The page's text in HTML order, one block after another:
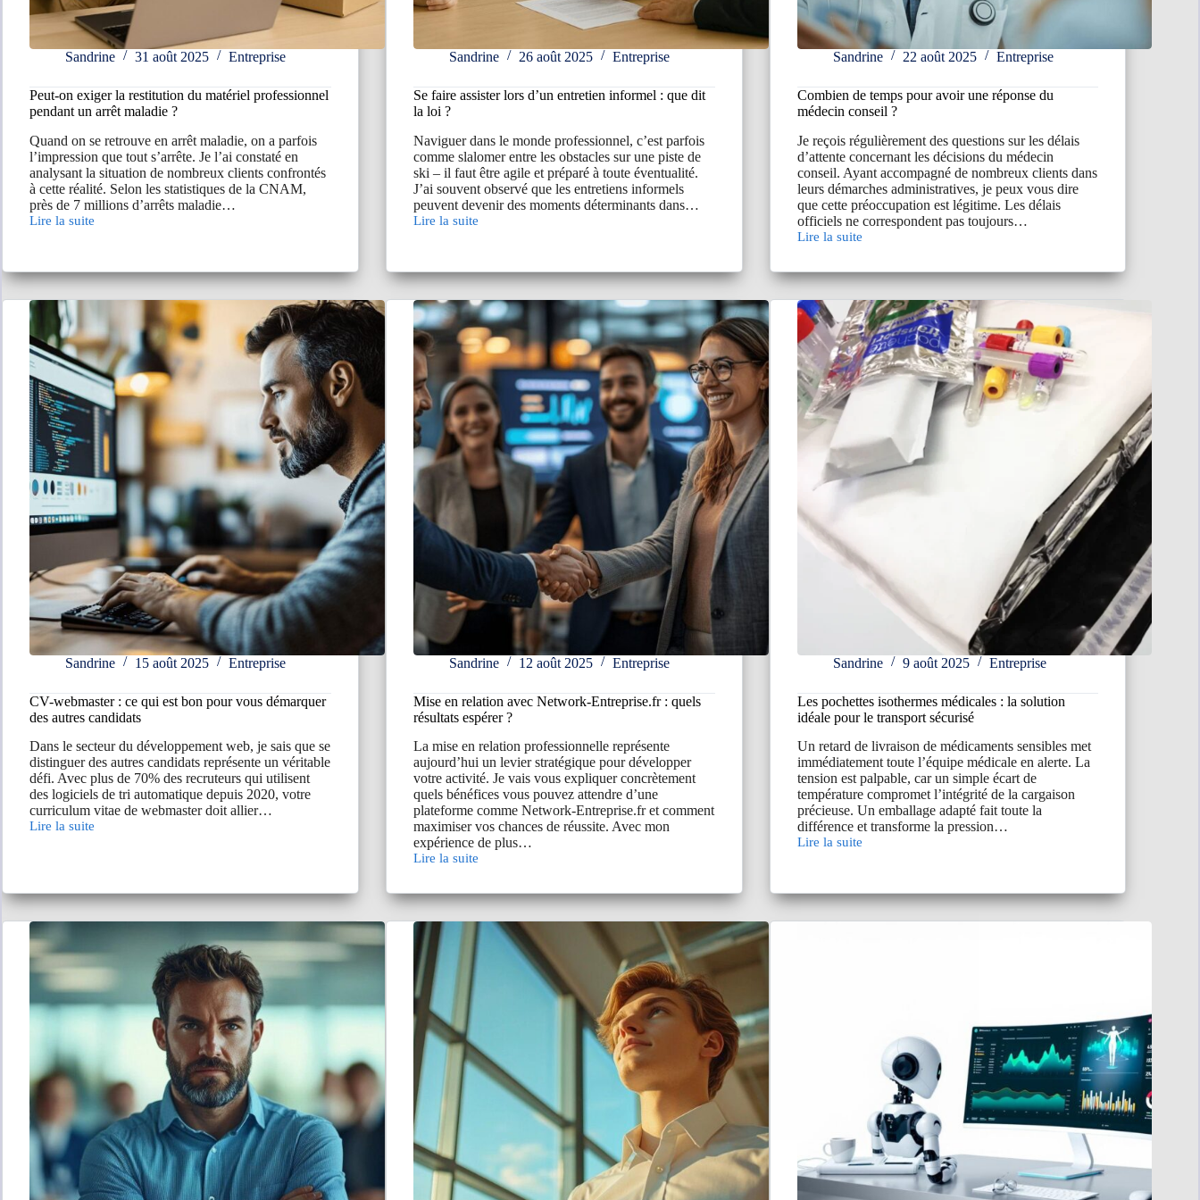
Sandrine 31 août 2025 Entreprise
Peut-on exiger la restitution du matériel professionnel
pendant un arrêt maladie ?
Quand on se retrouve en arrêt maladie, on a parfois
l’impression que tout s’arrête. Je l’ai constaté en
analysant la situation de nombreux clients confrontés
à cette réalité. Selon les statistiques de la CNAM,
près de 7 millions d’arrêts maladie…
Lire la suite
Peut-
la
restitution
du
matériel
professionnel
pendant
un
arrêt
maladie
?
Sandrine 26 août 2025 Entreprise
Se faire assister lors d’un entretien informel : que dit
la loi ?
Naviguer dans le monde professionnel, c’est parfois
comme slalomer entre les obstacles sur une piste de
ski – il faut être agile et préparé à toute éventualité.
J’ai souvent observé que les entretiens informels
peuvent devenir des moments déterminants dans…
Lire la suite
Se
lors
d’un
entretien
informel
:
que
dit
la
loi
?
Sandrine 22 août 2025 Entreprise
Combien de temps pour avoir une réponse du
médecin conseil ?
Je reçois régulièrement des questions sur les délais
d’attente concernant les décisions du médecin
conseil. Ayant accompagné de nombreux clients dans
leurs démarches administratives, je peux vous dire
que cette préoccupation est légitime. Les délais
officiels ne correspondent pas toujours…
Lire la suite
Combien
temps
pour
avoir
une
réponse
du
médecin
conseil
?
Sandrine 15 août 2025 Entreprise
CV-webmaster : ce qui est bon pour vous démarquer
des autres candidats
Dans le secteur du développement web, je sais que se
distinguer des autres candidats représente un véritable
défi. Avec plus de 70% des recruteurs qui utilisent
des logiciels de tri automatique depuis 2020, votre
curriculum vitae de webmaster doit allier…
Lire la suite
CV-
qui
est
bon
pour
vous
démarquer
des
candidats
Sandrine 12 août 2025 Entreprise
Mise en relation avec Network-Entreprise.fr : quels
résultats espérer ?
La mise en relation professionnelle représente
aujourd’hui un levier stratégique pour développer
votre activité. Je vais vous expliquer concrètement
quels bénéfices vous pouvez attendre d’une
plateforme comme Network-Entreprise.fr et comment
maximiser vos chances de réussite. Avec mon
expérience de plus…
Lire la suite
Mise
relation
avec
Network-
Entreprise.fr
quels
résultats
espérer
?
Sandrine 9 août 2025 Entreprise
Les pochettes isothermes médicales : la solution
idéale pour le transport sécurisé
Un retard de livraison de médicaments sensibles met
immédiatement toute l’équipe médicale en alerte. La
tension est palpable, car un simple écart de
température compromet l’intégrité de la cargaison
précieuse. Un emballage adapté fait toute la
différence et transforme la pression…
Lire la suite
Les
médicales
:
la